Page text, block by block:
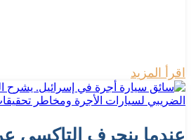
اقرأ المزيد
عندما ينحرف التاكسي